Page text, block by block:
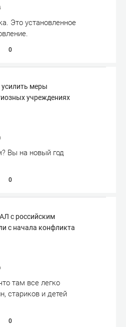
Это установленное
0
меры
учреждениях
Вы на новый год
0
с российским
с начала конфликта
там все легко
стариков и детей
0